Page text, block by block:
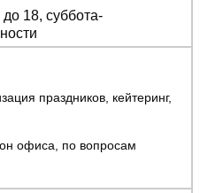
18, суббота-
праздников, кейтеринг,
офиса, по вопросам